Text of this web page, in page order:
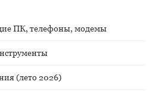
ПК, телефоны, модемы
(лето 2026)